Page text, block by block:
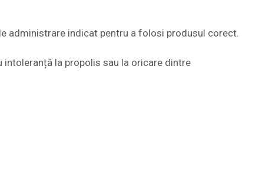
administrare indicat pentru a folosi produsul corect.
la propolis sau la oricare dintre